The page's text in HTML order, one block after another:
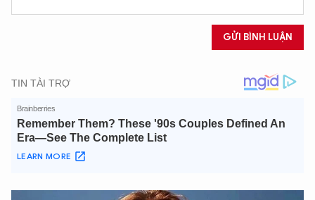
GỬI BÌNH LUẬN